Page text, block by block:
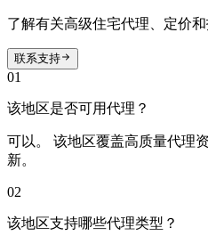
了解有关高级住宅代理、定价和
联系支持
01
该地区是否可用代理？
可以。 该地区覆盖高质量代理
新。
02
该地区支持哪些代理类型？